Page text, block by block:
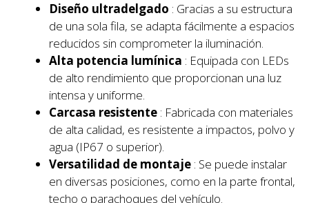
Diseño ultradelgado : Gracias a su estructura
de una sola fila, se adapta fácilmente a espacios
reducidos sin comprometer la iluminación.
Alta potencia lumínica : Equipada con LEDs
de alto rendimiento que proporcionan una luz
intensa y uniforme.
Carcasa resistente : Fabricada con materiales
de alta calidad, es resistente a impactos, polvo y
agua (IP67 o superior).
Versatilidad de montaje : Se puede instalar
en diversas posiciones, como en la parte frontal,
techo o parachoques del vehículo.